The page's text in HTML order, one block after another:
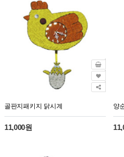
골판지패키지 닭시계
11,000원
양